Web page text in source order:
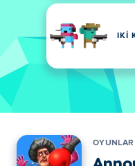
IKI
OYUNLAR